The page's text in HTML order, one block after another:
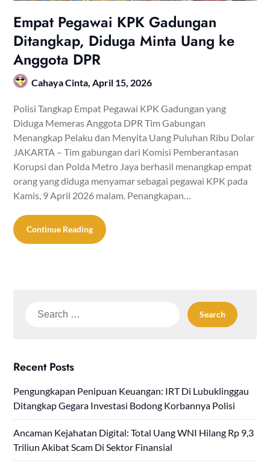
Empat Pegawai KPK Gadungan
Ditangkap, Diduga Minta Uang ke
Anggota DPR
Cahaya Cinta, April 15, 2026
Polisi Tangkap Empat Pegawai KPK Gadungan yang
Diduga Memeras Anggota DPR Tim Gabungan
Menangkap Pelaku dan Menyita Uang Puluhan Ribu Dolar
JAKARTA – Tim gabungan dari Komisi Pemberantasan
Korupsi dan Polda Metro Jaya berhasil menangkap empat
orang yang diduga menyamar sebagai pegawai KPK pada
Kamis, 9 April 2026 malam. Penangkapan…
Continue Reading
Search
Recent Posts
Pengungkapan Penipuan Keuangan: IRT Di Lubuklinggau
Ditangkap Gegara Investasi Bodong Korbannya Polisi
Ancaman Kejahatan Digital: Total Uang WNI Hilang Rp 9,3
Triliun Akibat Scam Di Sektor Finansial